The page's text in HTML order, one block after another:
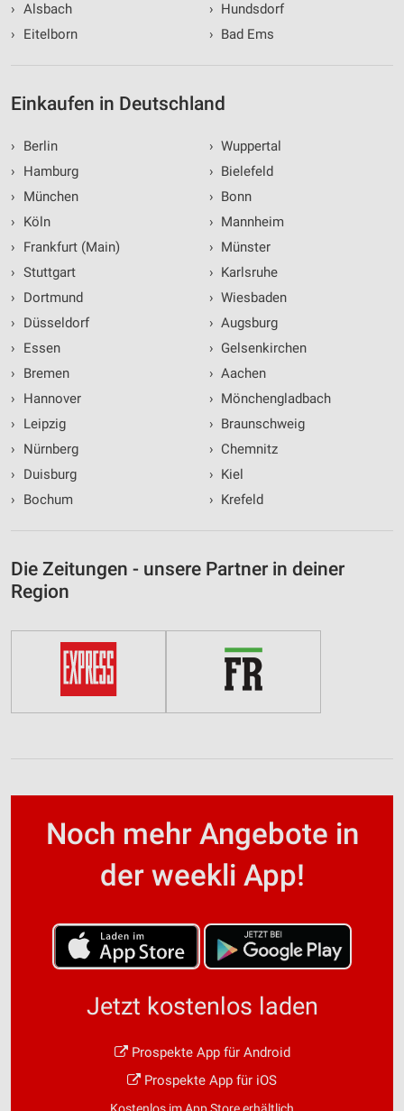
› Alsbach
›
Eitelborn
› Hundsdorf
› Bad Ems
Einkaufen in Deutschland
›
Berlin
›
Hamburg
›
München
›
Köln
›
Frankfurt (Main)
› Stuttgart
›
Dortmund
›
Düsseldorf
›
Essen
›
Bremen
›
Hannover
›
Leipzig
›
Nürnberg
›
Duisburg
›
Bochum
› Wuppertal
› Bielefeld
› Bonn
› Mannheim
› Münster
› Karlsruhe
› Wiesbaden
› Augsburg
› Gelsenkirchen
› Aachen
› Mönchengladbach
› Braunschweig
› Chemnitz
› Kiel
› Krefeld
Die Zeitungen - unsere Partner in deiner
Region
Noch mehr Angebote in
der weekli App!
Jetzt kostenlos laden
Prospekte App für Android
Prospekte App für iOS